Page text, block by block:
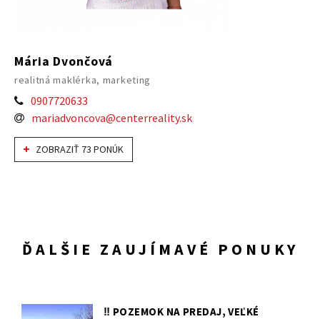
Mária Dvončová
realitná maklérka, marketing
0907720633
mariadvoncova@centerreality.sk
ZOBRAZIŤ 73 PONÚK
ĎALŠIE ZAUJÍMAVÉ PONUKY
‼️ POZEMOK NA PREDAJ, VEĽKÉ